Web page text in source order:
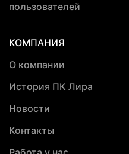
пользователей
КОМПАНИЯ
О компании
История ПК Лира
Новости
Контакты